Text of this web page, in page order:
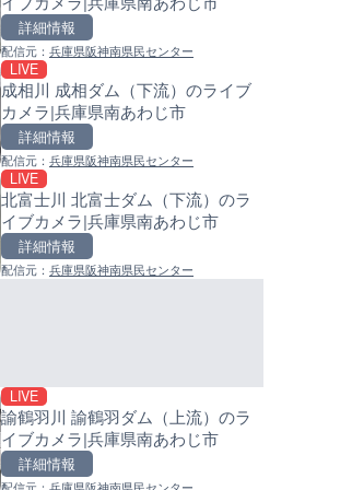
詳細情報
配信元： 兵庫県阪神南県民センター
LIVE
成相川 成相ダム（下流）のライブ
カメラ|兵庫県南あわじ市
詳細情報
配信元： 兵庫県阪神南県民センター
LIVE
北富士川 北富士ダム（下流）のラ
イブカメラ|兵庫県南あわじ市
詳細情報
配信元： 兵庫県阪神南県民センター
LIVE
諭鶴羽川 諭鶴羽ダム（上流）のラ
イブカメラ|兵庫県南あわじ市
詳細情報
配信元：テレビ朝日
国道18号篠ノ井橋のライブカ
長野県長野市
配信元：国土交通省 長野国道事務所
日テレより那覇空港のライブ
ラ|沖縄県那覇市
配信元：日本テレビ
新東名高速道路 新御殿場イン
チェンジのライブカメラ|静岡
配信元：NEXCO中日本
配信元：日高町役場
小浦川水門付近から小浦海水
ライブカメラ|和歌山県日高町
配信元：日高町役場
産湯川水門付近のライブカメ
歌山県日高町
配信元：日高町役場
導目木川 花立砂防堰堤下流の
ブカメラ|福岡県朝倉市